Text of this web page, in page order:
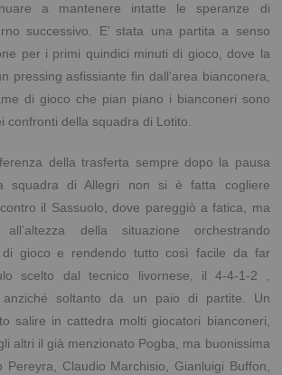
a mantenere intatte le speranze di
successivo. E’ stata una partita a senso
per i primi quindici minuti di gioco, dove la
pressing asfissiante fin dall’area bianconera,
di gioco che pian piano i bianconeri sono
confronti della squadra di Lotito.
della trasferta sempre dopo la pausa
squadra di Allegri non si è fatta cogliere
il Sassuolo, dove pareggiò a fatica, ma
della situazione orchestrando
di gioco e rendendo tutto così facile da far
scelto dal tecnico livornese, il 4-4-1-2 ,
soltanto da un paio di partite. Un
salire in cattedra molti giocatori bianconeri,
altri il già menzionato Pogba, ma buonissima
Claudio Marchisio, Gianluigi Buffon,